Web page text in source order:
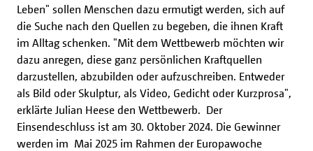
Leben" sollen Menschen dazu ermutigt werden, sich auf
die Suche nach den Quellen zu begeben, die ihnen Kraft
im Alltag schenken. "Mit dem Wettbewerb möchten wir
dazu anregen, diese ganz persönlichen Kraftquellen
darzustellen, abzubilden oder aufzuschreiben. Entweder
als Bild oder Skulptur, als Video, Gedicht oder Kurzprosa",
erklärte Julian Heese den Wettbewerb. Der
Einsendeschluss ist am 30. Oktober 2024. Die Gewinner
werden im Mai 2025 im Rahmen der Europawoche